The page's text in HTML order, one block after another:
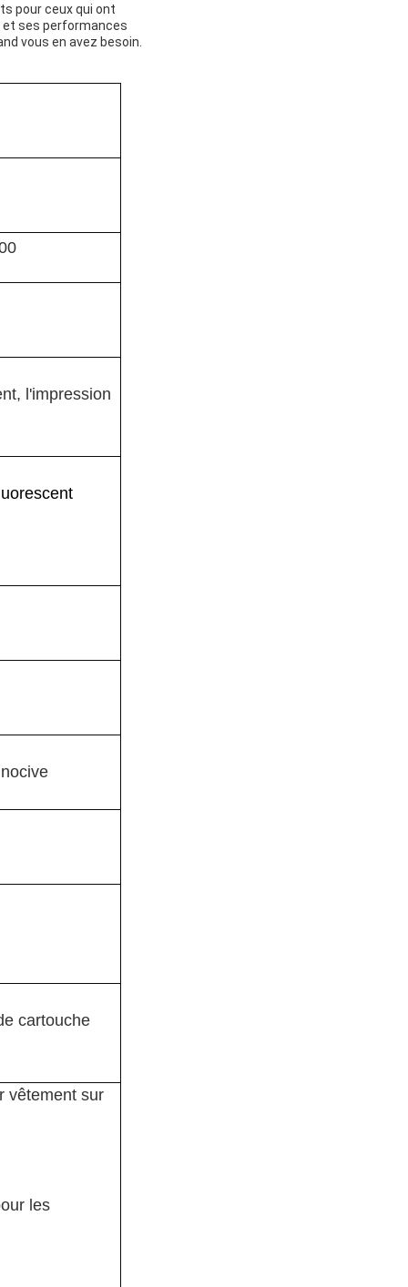
pour ceux qui ont
et ses performances
vous en avez besoin.
l'impression
cartouche
vêtement sur
les